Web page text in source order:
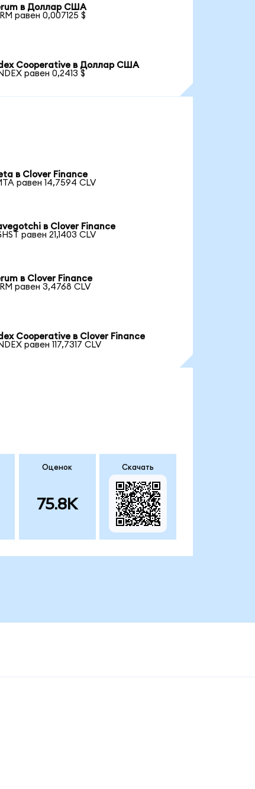
в Доллар США
равен 0,007125 $
Cooperative в Доллар США
равен 0,2413 $
в Clover Finance
равен 14,7594 CLV
в Clover Finance
равен 21,1403 CLV
в Clover Finance
равен 3,4768 CLV
Cooperative в Clover Finance
равен 117,7317 CLV
Оценок
75.8K
Скачать